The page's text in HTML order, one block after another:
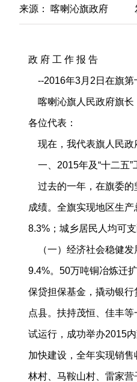
来源： 喀喇沁旗政府 发
政 府 工 作 报 告
--2016年3月2日在旗第
喀喇沁旗人民政府旗
各位代表：
现在，我代表旗人民政
一、2015年及“十二五”
过去的一年，在旗委的
成绩。全旗实现地区生
8.3%；城乡居民人均可
（一）经济社会稳健发
9.4%。50万吨铜冶炼迁
保贷担保基金，撬动银
点县。扶持茂恒、佳丰
试运行，成功举办2015
加快建设，全年实现销
林村、马鞍山村、雷家营